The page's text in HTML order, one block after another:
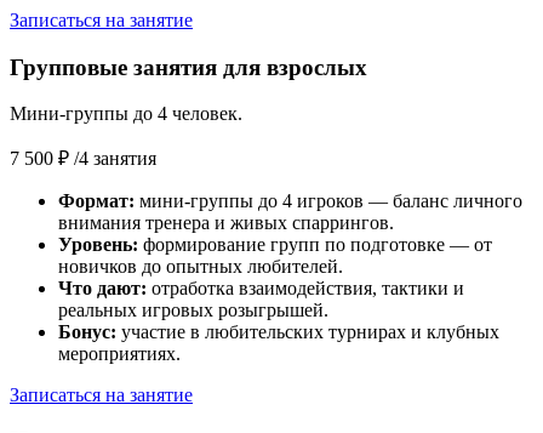
Записаться на занятие
Групповые занятия для взрослых
Мини-группы до 4 человек.
7 500 ₽ /4 занятия
Формат: мини-группы до 4 игроков — баланс личного
внимания тренера и живых спаррингов.
Уровень: формирование групп по подготовке — от
новичков до опытных любителей.
Что дают: отработка взаимодействия, тактики и
реальных игровых розыгрышей.
Бонус: участие в любительских турнирах и клубных
мероприятиях.
Записаться на занятие